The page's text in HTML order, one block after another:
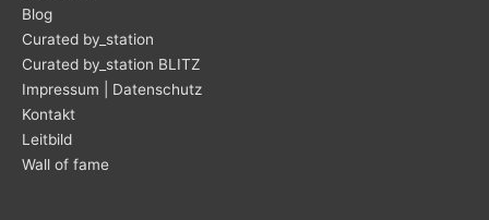
Blog
Curated by_station
Curated by_station BLITZ
Impressum | Datenschutz
Kontakt
Leitbild
Wall of fame